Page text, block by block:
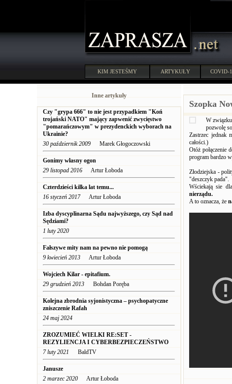
KIM JESTEŚMY ARTYKUŁY COVID-
Inne artykuły
Czy "grypa 666" to nie jest przypadkiem "Koń
trojański NATO" mający zapwenić zwycięstwo
"pomarańczowym" w prezydenckich wyborach na
Ukrainie?
30 październik 2009 Marek Głogoczowski
Gonimy własny ogon
29 listopad 2016 Artur Łoboda
Czterdzieści kilka lat temu...
16 styczeń 2017Artur Łoboda
Izba dyscyplinarna Sądu najwyższego, czy Sąd nad
Sędziami?
1 luty 2020
Fałszywe mity nam na pewno nie pomogą
9 kwiecień 2013 Artur Łoboda
Wojciech Kilar - epitafium.
29 grudzień 2013 Bohdan Poręba
Kolejna zbrodnia syjonistyczna – psychopatyczne
zniszczenie Rafah
24 maj 2024
ZROZUMIEĆ WIELKI RE:SET -
REZYLIENCJA I CYBERBEZPIECZEŃSTWO
7 luty 2021 BaldTV
Janusze
2 marzec 2020 Artur Łoboda
Szopka
W
pozwolę
Zastrzec jednak
całości.)
Otóż połączenie
program bardzo
Złodziejska -
"deszczyk pada".
Wściekają sie
nierządu.
A to oznacza, że